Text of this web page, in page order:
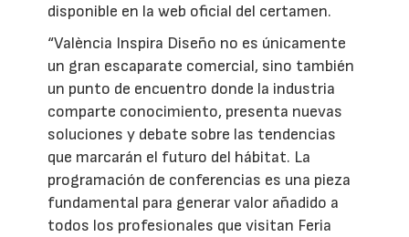
disponible en la web oficial del certamen.
“València Inspira Diseño no es únicamente
un gran escaparate comercial, sino también
un punto de encuentro donde la industria
comparte conocimiento, presenta nuevas
soluciones y debate sobre las tendencias
que marcarán el futuro del hábitat. La
programación de conferencias es una pieza
fundamental para generar valor añadido a
todos los profesionales que visitan Feria